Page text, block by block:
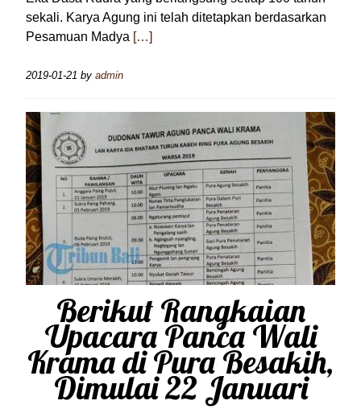
sekali. Karya Agung ini telah ditetapkan berdasarkan
Pesamuan Madya […]
2019-01-21 by admin
Berikut Rangkaian
Upacara Panca Wali
Krama di Pura Besakih,
Dimulai 22 Januari